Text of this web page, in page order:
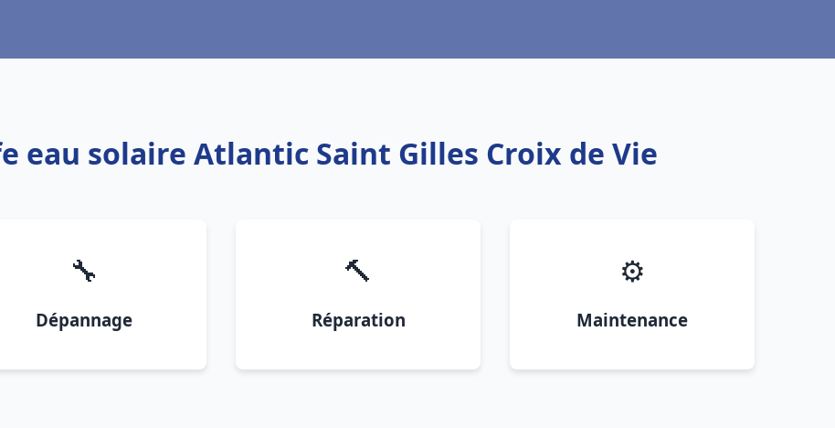
eau solaire Atlantic Saint Gilles Croix de Vie
🔧
Dépannage
🔨
Réparation
⚙️
Maintenance